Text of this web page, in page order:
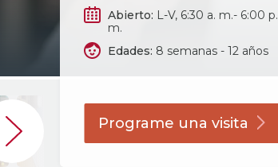
Abierto: L-V, 6:30 a. m.- 6:00 p.
m.
Edades: 8 semanas - 12 años
Programe unavisita